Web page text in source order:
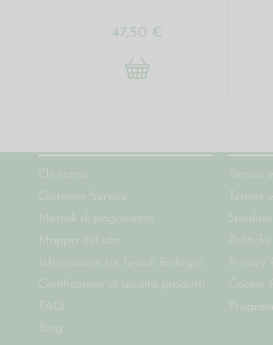
47,50 €
Chi siamo
Customer Service
Metodi di pagamento
Mappa del sito
Informazioni sui Tessuti Biologici
Certificazioni di qualità prodotti
FAQ
Blog
Termini
Privacy
Cookie